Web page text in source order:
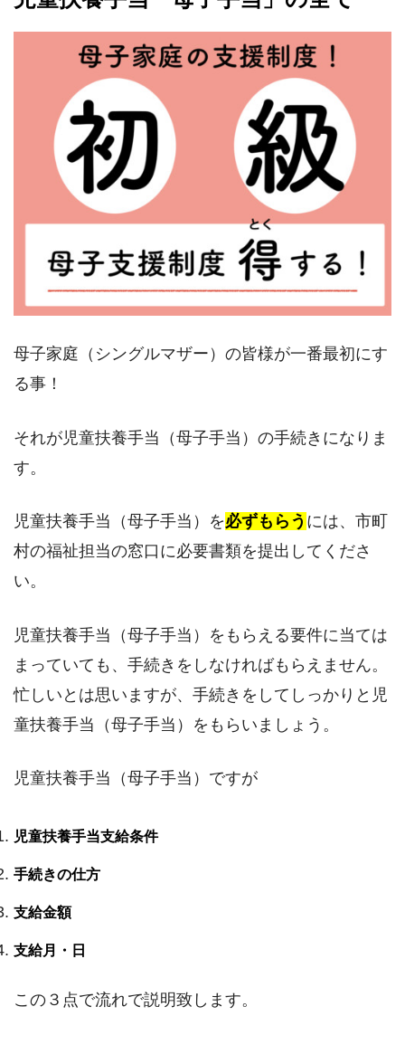
母子家庭（シングルマザー）の皆様が一番最初にす
る事！
それが児童扶養手当（母子手当）の手続きになりま
す。
児童扶養手当（母子手当）を必ずもらう には、市町
村の福祉担当の窓口に必要書類を提出してくださ
い。
児童扶養手当（母子手当）をもらえる要件に当ては
まっていても、手続きをしなければもらえません。
忙しいとは思いますが、手続きをしてしっかりと児
童扶養手当（母子手当）をもらいましょう。
児童扶養手当（母子手当）ですが
児童扶養手当支給条件
手続きの仕方
支給金額
支給月・日
この３点で流れで説明致します。